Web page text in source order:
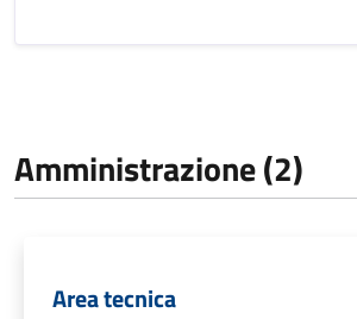
Amministrazione (2)
Area tecnica